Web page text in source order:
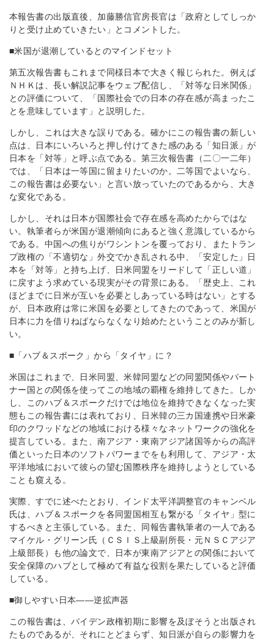
本報告書の出版直後、加藤勝信官房長官は「政府としてしっか
りと受け止めていきたい」とコメントした。
■米国が退潮しているとのマインドセット
第五次報告書もこれまで同様日本で大きく報じられた。例えば
ＮＨＫは、長い解説記事をウェブ配信し、「対等な日米関係」
との評価について、「国際社会での日本の存在感が高まったこ
とを意味しています」と説明した。
しかし、これは大きな誤りである。確かにこの報告書の新しい
点は、日本にいろいろと押し付けてきた感のある「知日派」が
日本を「対等」と呼ぶ点である。第三次報告書（二〇一二年）
では、「日本は一等国に留まりたいのか。二等国でよいなら、
この報告書は必要ない」と言い放っていたのであるから、大き
な変化である。
しかし、それは日本が国際社会で存在感を高めたからではな
い。執筆者らが米国が退潮傾向にあると強く意識しているから
である。中国への焦りがワシントンを覆っており、またトラン
プ政権の「不適切な」外交でかき乱される中、「安定した」日
本を「対等」と持ち上げ、日米同盟をリードして「正しい道」
に戻すよう求めている現実がその背景にある。「歴史上、これ
ほどまでに日米が互いを必要としあっている時はない」とする
が、日本政府は常に米国を必要としてきたのであって、米国が
日本に力を借りねばならなくなり始めたということのみが新し
い。
■「ハブ＆スポーク」から「タイヤ」に？
米国はこれまで、日米同盟、米韓同盟などの同盟関係やパート
ナー国との関係を使ってこの地域の覇権を維持してきた。しか
し、このハブ＆スポークだけでは地位を維持できなくなった実
態もこの報告書には表れており、日米韓の三カ国連携や日米豪
印のクワッドなどの地域における様々なネットワークの強化を
提言している。また、南アジア・東南アジア諸国等からの高評
価といった日本のソフトパワーまでをも利用して、アジア・太
平洋地域において彼らの望む国際秩序を維持しようとしている
ことも窺える。
実際、すでに述べたとおり、インド太平洋調整官のキャンベル
氏は、ハブ＆スポークを各同盟国相互も繋がる「タイヤ」型に
するべきと主張している。また、同報告書執筆者の一人である
マイケル・グリーン氏（ＣＳＩＳ上級副所長・元ＮＳＣアジア
上級部長）も他の論文で、日本が東南アジアとの関係において
安全保障のハブとして極めて有益な役割を果たしていると評価
している。
■御しやすい日本――逆拡声器
この報告書は、バイデン政権初期に影響を及ぼそうと出版され
たものであるが、それにとどまらず、知日派が自らの影響力を